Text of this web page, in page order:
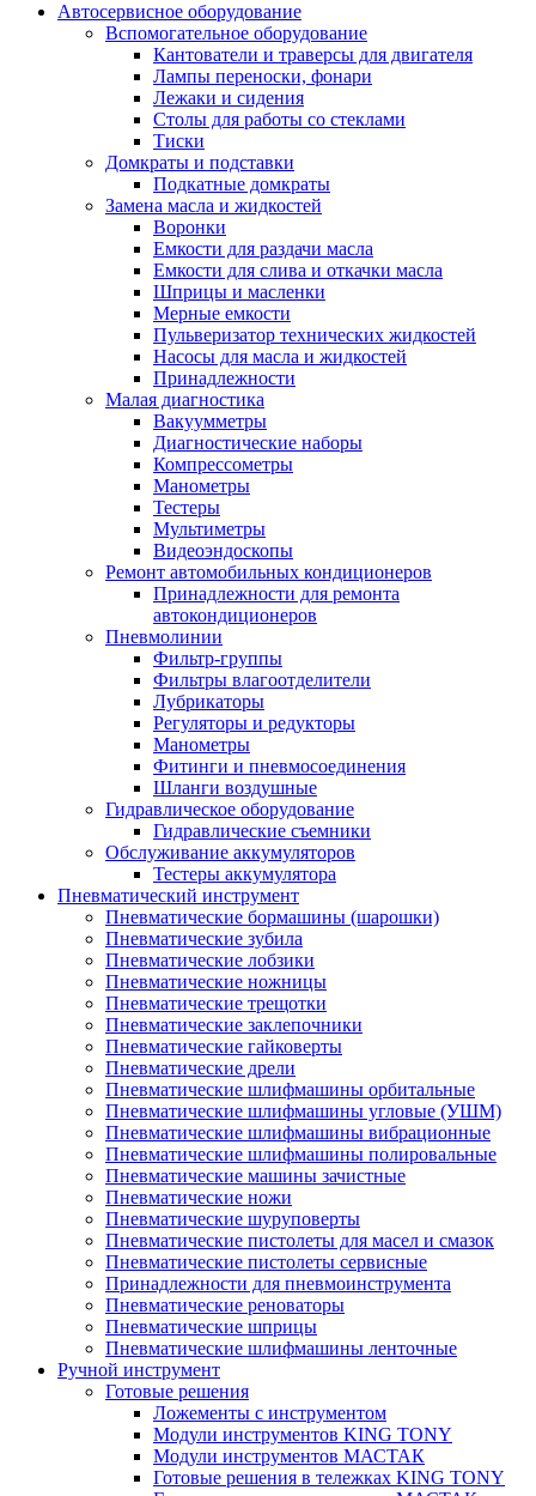
Автосервисное оборудование
Вспомогательное оборудование
Кантователи и траверсы для двигателя
Лампы переноски, фонари
Лежаки и сидения
Столы для работы со стеклами
Тиски
Домкраты и подставки
Подкатные домкраты
Замена масла и жидкостей
Воронки
Емкости для раздачи масла
Емкости для слива и откачки масла
Шприцы и масленки
Мерные емкости
Пульверизатор технических жидкостей
Насосы для масла и жидкостей
Принадлежности
Малая диагностика
Вакуумметры
Диагностические наборы
Компрессометры
Манометры
Тестеры
Мультиметры
Видеоэндоскопы
Ремонт автомобильных кондиционеров
Принадлежности для ремонта
автокондиционеров
Пневмолинии
Фильтр-группы
Фильтры влагоотделители
Лубрикаторы
Регуляторы и редукторы
Манометры
Фитинги и пневмосоединения
Шланги воздушные
Гидравлическое оборудование
Гидравлические съемники
Обслуживание аккумуляторов
Тестеры аккумулятора
Пневматический инструмент
Пневматические бормашины (шарошки)
Пневматические зубила
Пневматические лобзики
Пневматические ножницы
Пневматические трещотки
Пневматические заклепочники
Пневматические гайковерты
Пневматические дрели
Пневматические шлифмашины орбитальные
Пневматические шлифмашины угловые (УШМ)
Пневматические шлифмашины вибрационные
Пневматические шлифмашины полировальные
Пневматические машины зачистные
Пневматические ножи
Пневматические шуруповерты
Пневматические пистолеты для масел и смазок
Пневматические пистолеты сервисные
Принадлежности для пневмоинструмента
Пневматические реноваторы
Пневматические шприцы
Пневматические шлифмашины ленточные
Ручной инструмент
Готовые решения
Ложементы с инструментом
Модули инструментов KING TONY
Модули инструментов МАСТАК
Готовые решения в тележках KING TONY